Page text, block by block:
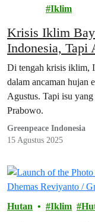
Iklim
Krisis Iklim
Indonesia, Tapi
Prabowo
Di tengah krisis iklim,
dalam ancaman hujan
Agustus. Tapi isu
Prabowo.
Greenpeace Indonesia
15 Agustus 2025
Hutan Iklim